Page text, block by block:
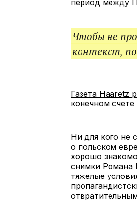
период между
Чтобы не
контекст,
Газета Haaretz
конечном
Ни для кого не
о польском
хорошо
снимки Романа
тяжелые